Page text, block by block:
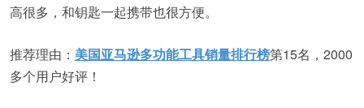
高很多，和钥匙一起携带也很方便。
推荐理由： 美国亚马逊多功能工具销量排行榜第15名，2000
多个用户好评！